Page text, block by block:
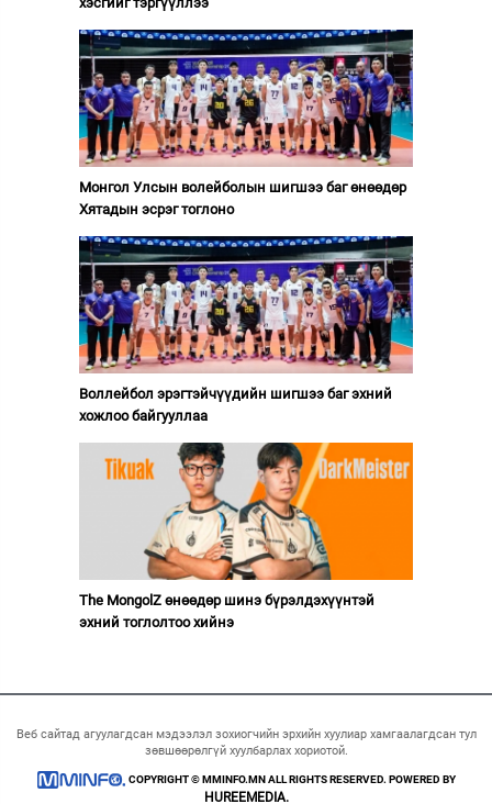
Монгол Улсын волейболын шигшээ баг өнөөдөр
Хятадын эсрэг тоглоно
Воллейбол эрэгтэйчүүдийн шигшээ баг эхний
хожлоо байгууллаа
The MongolZ өнөөдөр шинэ бүрэлдэхүүнтэй
эхний тоглолтоо хийнэ
Веб сайтад агуулагдсан мэдээлэл зохиогчийн эрхийн хуулиар хамгаалагдсан тул
зөвшөөрөлгүй хуулбарлах хориотой.
COPYRIGHT © MMINFO.MN ALL RIGHTS RESERVED. POWERED BY
HUREEMEDIA.